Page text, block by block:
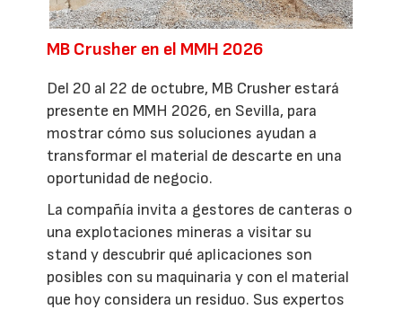
MB Crusher en el MMH 2026
Del 20 al 22 de octubre, MB Crusher estará
presente en MMH 2026, en Sevilla, para
mostrar cómo sus soluciones ayudan a
transformar el material de descarte en una
oportunidad de negocio.
La compañía invita a gestores de canteras o
una explotaciones mineras a visitar su
stand y descubrir qué aplicaciones son
posibles con su maquinaria y con el material
que hoy considera un residuo. Sus expertos